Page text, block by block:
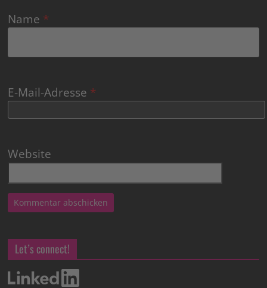
Name *
E-Mail-Adresse *
Website
Let’s connect!